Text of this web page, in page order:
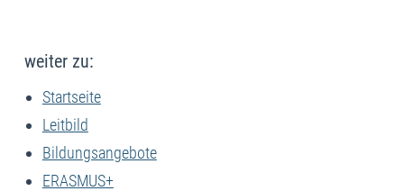
weiter zu:
Startseite
Leitbild
Bildungsangebote
ERASMUS+